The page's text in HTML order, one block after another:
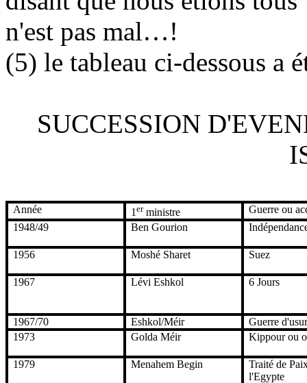
n'est pas mal…!
(5) le tableau ci-dessous a
SUCCESSION
Année 1erministre
Guerre ou
1948/49
Ben Gourion
1956 Moshé Sharet Suez
1967 Lévi Eshkol 6 Jours
1967/70 Eshkol/Méir
Guerre
1973
Golda Méir Kippour ou
1979 Menahem Begin
Traité de
l'Egypte